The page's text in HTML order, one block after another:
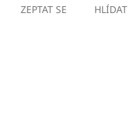
ZEPTAT SE HLÍDAT